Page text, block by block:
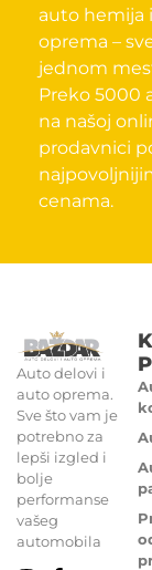
auto hemija
oprema –
jednom
Preko 5000
na našoj
prodavnici
cenama.
Auto delovi i
auto oprema.
Sve što vam je
potrebno za
lepši izgled i
bolje
performanse
vašeg
automobila